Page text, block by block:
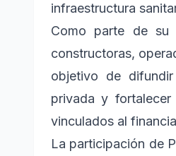
infraestructura
Como parte de su
constructoras,
objetivo de
privada y fortalecer
vinculados al
La participación de